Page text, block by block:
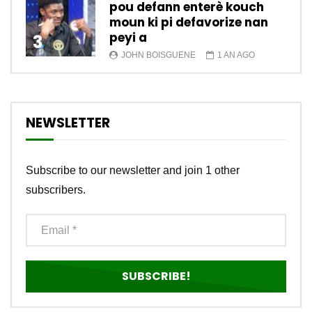
3
pou defann enterè kouch
moun ki pi defavorize nan
peyi a
JOHN BOISGUENE 1 AN AGO
NEWSLETTER
Subscribe to our newsletter and join 1 other
subscribers.